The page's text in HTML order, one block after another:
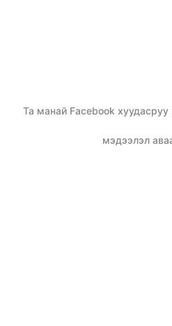
Та манай Facebook
мэдээлэл